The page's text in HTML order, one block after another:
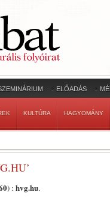
ELŐADÁS
KULTÚRA HAGYOMÁNY
) : hvg.hu.